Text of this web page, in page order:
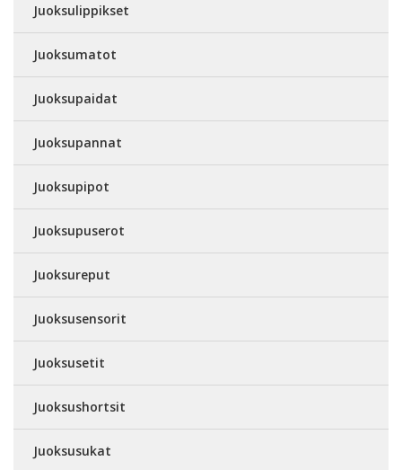
Juoksulippikset
Juoksumatot
Juoksupaidat
Juoksupannat
Juoksupipot
Juoksupuserot
Juoksureput
Juoksusensorit
Juoksusetit
Juoksushortsit
Juoksusukat